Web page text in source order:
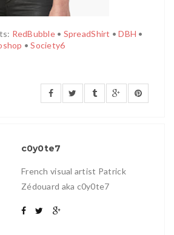
RedBubble • SpreadShirt •DBH •
•Society6
c0y0te7
French visual artist Patrick
Zédouard aka c0y0te7